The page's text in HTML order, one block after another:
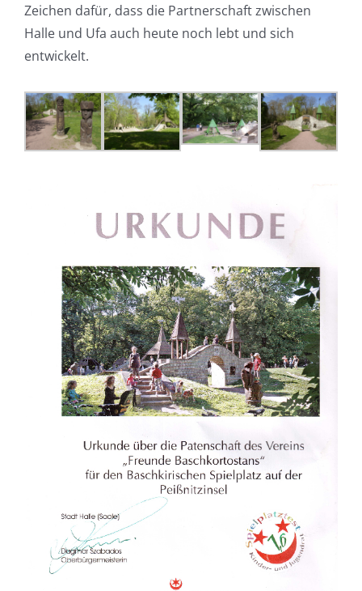
Zeichen dafür, dass die Partnerschaft zwischen
Halle und Ufa auch heute noch lebt und sich
entwickelt.